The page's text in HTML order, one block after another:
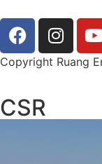
Copyright Ruang
CSR